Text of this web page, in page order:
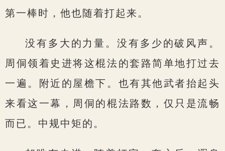
第一棒时，他也随着打起来。
没有多大的力量。没有多少的破风声。
周侗领着史进将这棍法的套路简单地打过去
一遍。附近的屋檐下。也有其他武者抬起头
来看这一幕，周侗的棍法路数，仅只是流畅
而已。中规中矩的。